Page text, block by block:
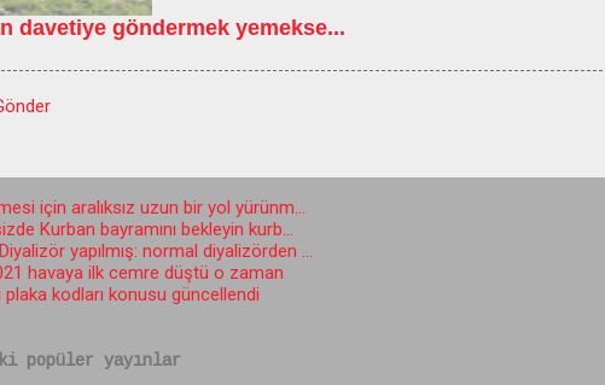
davetiye göndermek yemekse...
için aralıksız uzun bir yol yürünm...
Kurban bayramını bekleyin kurb...
yapılmış: normal diyalizörden ...
havaya ilk cemre düştü o zaman
plaka kodları konusu güncellendi
popüler yayınlar